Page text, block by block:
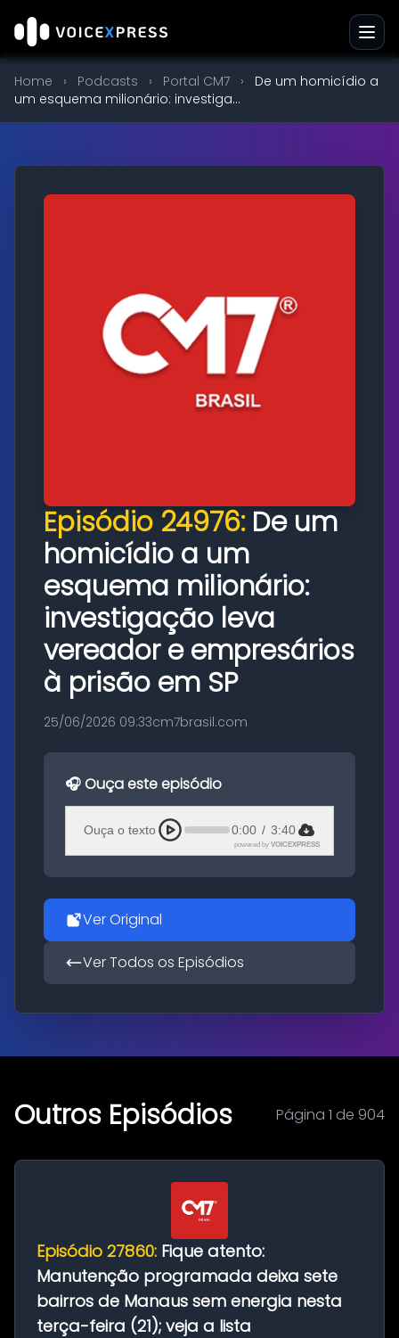
Home › Podcasts › Portal CM7 ›
De um homicídio a
um esquema milionário: investiga...
Episódio 24976: De um
homicídio a um
esquema milionário:
investigação leva
vereador e empresários
à prisão em SP
25/06/2026 09:33cm7brasil.com
🎧 Ouça este episódio
Ouça o texto 0:00 / 3:40
powered by VOICEXPRESS
Ver Original
Ver Todos os Episódios
Outros Episódios Página 1 de 904
Episódio 27860: Fique atento:
Manutenção programada deixa sete
bairros de Manaus sem energia nesta
terça-feira (21); veja a lista